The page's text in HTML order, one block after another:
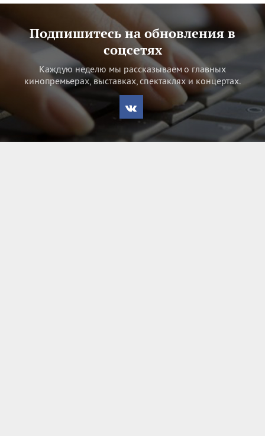
Подпишитесь на обновления в
соцсетях
Каждую неделю мы рассказываем о главных
кинопремьерах, выставках, спектаклях и концертах.